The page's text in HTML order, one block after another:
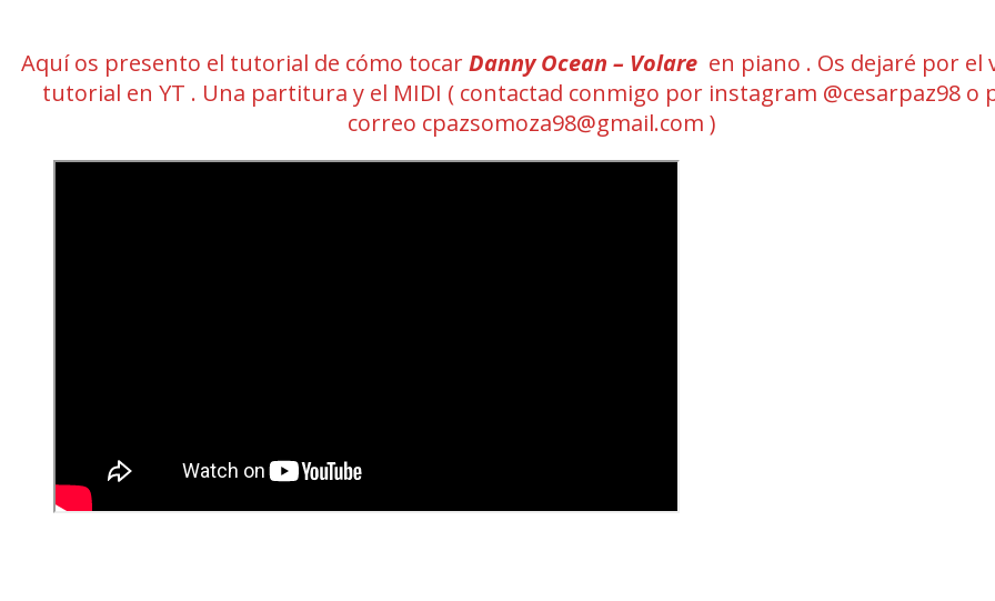
Aquí os presento el tutorial de cómo tocarDanny Ocean – Volare en piano . Os dejaré por el
tutorial en YT . Una partitura y el MIDI ( contactad conmigo por instagram @cesarpaz98 o
correo cpazsomoza98@gmail.com )